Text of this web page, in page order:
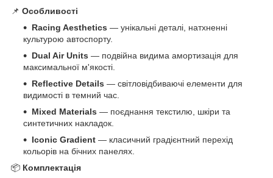
📌 Особливості
Racing Aesthetics — унікальні деталі, натхненні
культурою автоспорту.
Dual Air Units — подвійна видима амортизація для
максимальної м'якості.
Reflective Details — світловідбиваючі елементи для
видимості в темний час.
Mixed Materials — поєднання текстилю, шкіри та
синтетичних накладок.
Iconic Gradient — класичний градієнтний перехід
кольорів на бічних панелях.
📦 Комплектація